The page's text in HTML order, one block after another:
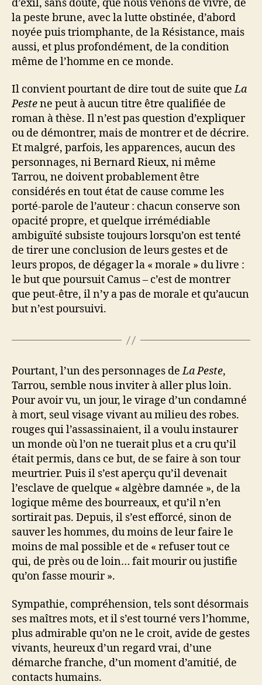
d’exil, sans doute, que nous venons de vivre, de
la peste brune, avec la lutte obstinée, d’abord
noyée puis triomphante, de la Résistance, mais
aussi, et plus profondément, de la condition
même de l’homme en ce monde.
Il convient pourtant de dire tout de suite queLa
Pestene peut à aucun titre être qualifiée de
roman à thèse. Il n’est pas question d’expliquer
ou de démontrer, mais de montrer et de décrire.
Et malgré, parfois, les apparences, aucun des
personnages, ni Bernard Rieux, ni même
Tarrou, ne doivent probablement être
considérés en tout état de cause comme les
porté-parole de l’auteur : chacun conserve son
opacité propre, et quelque irrémédiable
ambiguïté subsiste toujours lorsqu’on est tenté
de tirer une conclusion de leurs gestes et de
leurs propos, de dégager la « morale » du livre :
le but que poursuit Camus – c’est de montrer
que peut-être, il n’y a pas de morale et qu’aucun
but n’est poursuivi.
Pourtant, l’un des personnages deLa Peste,
Tarrou, semble nous inviter à aller plus loin.
Pour avoir vu, un jour, le virage d’un condamné
à mort, seul visage vivant au milieu des robes.
rouges qui l’assassinaient, il a voulu instaurer
un monde où l’on ne tuerait plus et a cru qu’il
était permis, dans ce but, de se faire à son tour
meurtrier. Puis il s’est aperçu qu’il devenait
l’esclave de quelque « algèbre damnée », de la
logique même des bourreaux, et qu’il n’en
sortirait pas. Depuis, il s’est efforcé, sinon de
sauver les hommes, du moins de leur faire le
moins de mal possible et de « refuser tout ce
qui, de près ou de loin… fait mourir ou justifie
qu’on fasse mourir ».
Sympathie, compréhension, tels sont désormais
ses maîtres mots, et il s’est tourné vers l’homme,
plus admirable qu’on ne le croit, avide de gestes
vivants, heureux d’un regard vrai, d’une
démarche franche, d’un moment d’amitié, de
contacts humains.